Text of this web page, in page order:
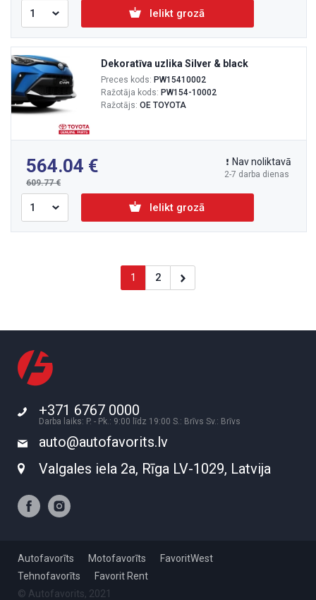
Ielikt grozā
Dekoratīva uzlika Silver & black
Preces kods: PW15410002
Ražotāja kods: PW154-10002
Ražotājs: OE TOYOTA
564.04
609.77
2-7 darba dienas
Nav noliktavā
Ielikt grozā
1 2
+371 6767 0000
Darba laiks: P. - Pk.: 9:00 līdz 19:00 S.: Brīvs Sv.: Brīvs
auto@autofavorits.lv
Valgales iela 2a, Rīga LV-1029, Latvija
Autofavorīts Motofavorīts
FavoritWest
Tehnofavorīts
Favorit Rent
© Autofavorits, 2021